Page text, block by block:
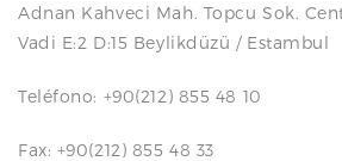
Adnan Kahveci Mah. Topcu Sok.
Vadi E:2 D:15 Beylikdüzü / Estambul
Teléfono: +90(212) 855 48 10
Fax: +90(212) 855 48 33